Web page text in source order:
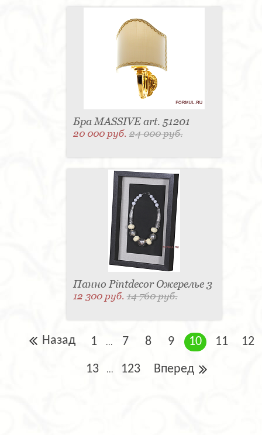
Бра MASSIVE art. 51201
20 000 руб.24 000 руб.
Панно Pintdecor Ожерелье 3
12 300 руб.14 760 руб.
Назад 1 ... 7 8 9 10 11 12
13 ... 123 Вперед